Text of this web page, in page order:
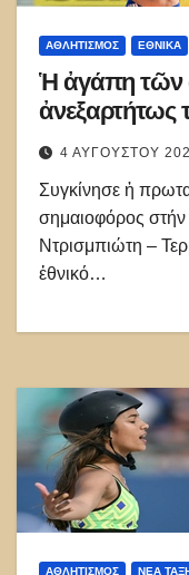
ΑΘΛΗΤΙΣΜΌΣ ΕΘΝΙΚΑ
Ἡ ἀγάπη τῶν
ἀνεξαρτήτως
4 ΑΥΓΟΎΣΤΟΥ
Συγκίνησε ἡ
σημαιοφόρος στήν
Ντρισμπιώτη –
ἐθνικό…
ΑΘΛΗΤΙΣΜΌΣ ΝΈΑ